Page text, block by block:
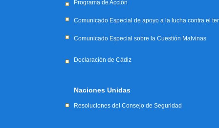
Programa de Acción
Comunicado Especial de apoyo a la lucha contra el
Comunicado Especial sobre la Cuestión Malvinas
Declaración de Cádiz
Naciones Unidas
Resoluciones del Consejo de Seguridad